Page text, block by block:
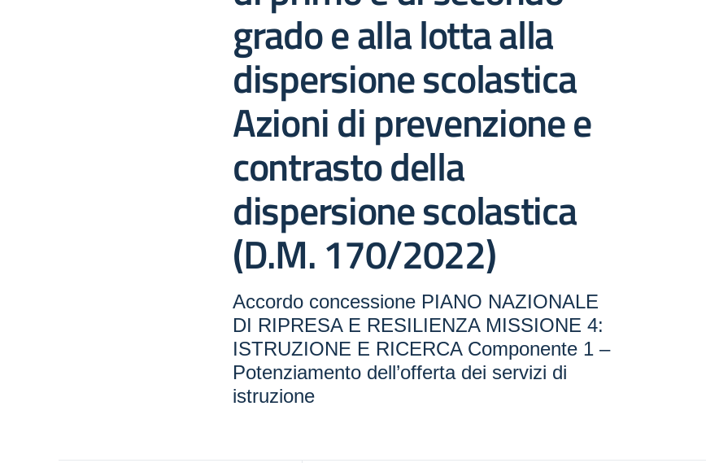
grado e alla lotta alla
dispersione scolastica
Azioni di prevenzione e
contrasto della
dispersione scolastica
(D.M. 170/2022)
Accordo concessione PIANO NAZIONALE
DI RIPRESA E RESILIENZA MISSIONE 4:
ISTRUZIONE E RICERCA Componente 1 –
Potenziamento dell’offerta dei servizi di
istruzione